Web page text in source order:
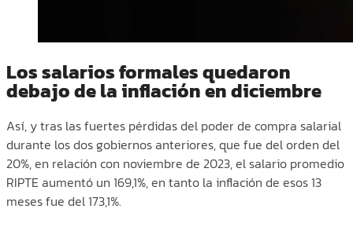
Los salarios formales quedaron
debajo de la inflación en diciembre
Así, y tras las fuertes pérdidas del poder de compra salarial
durante los dos gobiernos anteriores, que fue del orden del
20%, en relación con noviembre de 2023, el salario promedio
RIPTE aumentó un 169,1%, en tanto la inflación de esos 13
meses fue del 173,1%.